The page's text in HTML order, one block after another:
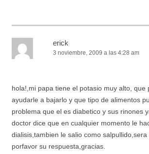
erick
3 noviembre, 2009 a las 4:28 am
hola!,mi papa tiene el potasio muy alto, que
ayudarle a bajarlo y que tipo de alimentos
problema que el es diabetico y sus rinones
doctor dice que en cualquier momento le
dialisis,tambien le salio como
porfavor su respuesta,gracias.